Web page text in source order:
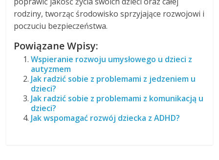
rodziny, tworząc środowisko sprzyjające rozwojowi i
poczuciu bezpieczeństwa.
Powiązane Wpisy:
Wspieranie rozwoju umysłowego u dzieci z
autyzmem
Jak radzić sobie z problemami z jedzeniem u
dzieci?
Jak radzić sobie z problemami z komunikacją u
dzieci?
Jak wspomagać rozwój dziecka z ADHD?